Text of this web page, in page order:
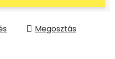
Megosztás